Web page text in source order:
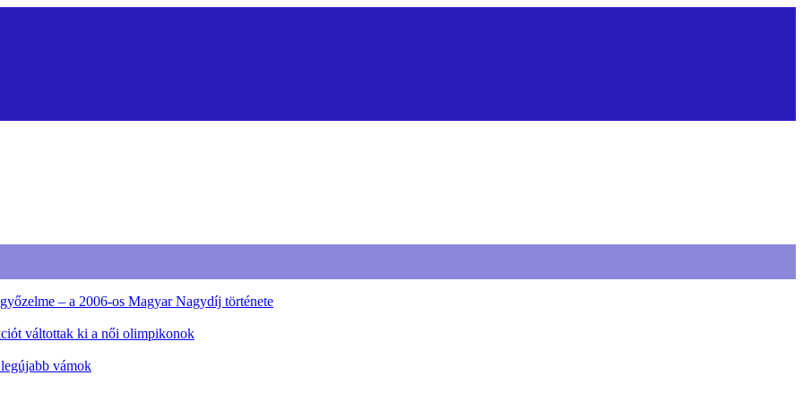
– a 2006-os Magyar Nagydíj története
váltottak ki a női olimpikonok
vámok